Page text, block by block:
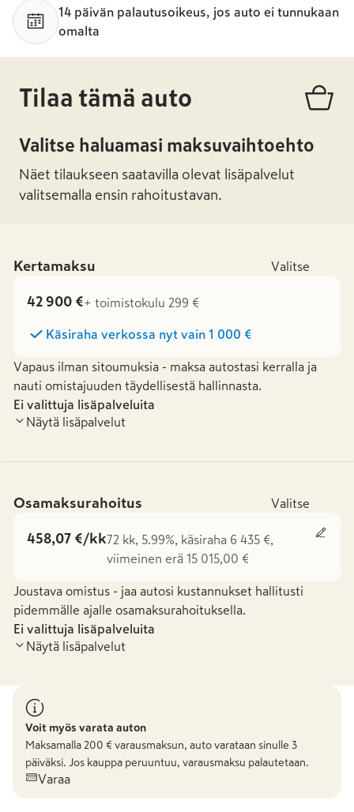
14 päivän palautusoikeus, jos auto ei tunnukaan
omalta
Tilaa tämä auto
Valitse haluamasi maksuvaihtoehto
Näet tilaukseen saatavilla olevat lisäpalvelut
valitsemalla ensin rahoitustavan.
Kertamaksu Valitse
42 900 €+ toimistokulu 299 €
Käsiraha verkossa nyt vain 1 000 €
Vapaus ilman sitoumuksia - maksa autostasi kerralla ja
nauti omistajuuden täydellisestä hallinnasta.
Ei valittuja lisäpalveluita
Näytä lisäpalvelut
Osamaksurahoitus Valitse
458,07 €/kk72 kk, 5.99%, käsiraha 6 435 €,
viimeinen erä 15 015,00 €
Joustava omistus - jaa autosi kustannukset hallitusti
pidemmälle ajalle osamaksurahoituksella.
Ei valittuja lisäpalveluita
Näytä lisäpalvelut
Voit myös varata auton
Maksamalla 200 € varausmaksun, auto varataan sinulle 3
päiväksi. Jos kauppa peruuntuu, varausmaksu palautetaan.
Varaa